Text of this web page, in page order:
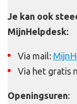
Je kan ook
MijnHelpdesk:
Via mail:
Via het gratis
Openingsuren: